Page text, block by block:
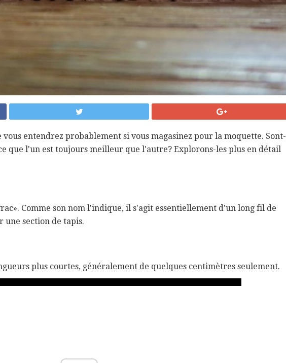
vous entendrez probablement si vous magasinez pour la moquette. Sont-
que l'un est toujours meilleur que l'autre? Explorons-les plus en détail
Comme son nom l'indique, il s'agit essentiellement d'un long fil de
section de tapis.
plus courtes, généralement de quelques centimètres seulement.